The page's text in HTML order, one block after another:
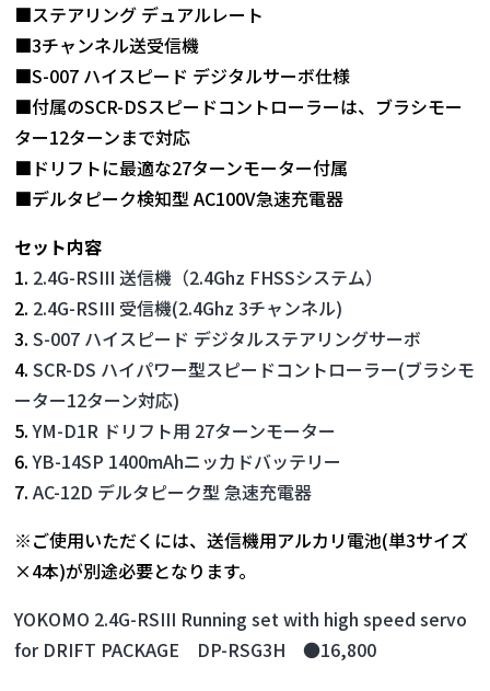
■ステアリング デュアルレート
■3チャンネル送受信機
■S-007 ハイスピード デジタルサーボ仕様
■付属のSCR-DSスピードコントローラーは、ブラシモー
ター12ターンまで対応
■ドリフトに最適な27ターンモーター付属
■デルタピーク検知型 AC100V急速充電器
セット内容
1. 2.4G-RSIII 送信機（2.4Ghz FHSSシステム）
2. 2.4G-RSIII 受信機(2.4Ghz 3チャンネル)
3.S-007 ハイスピード デジタルステアリングサーボ
4.SCR-DS ハイパワー型スピードコントローラー(ブラシモ
ーター12ターン対応)
5.YM-D1R ドリフト用 27ターンモーター
6.YB-14SP 1400mAhニッカドバッテリー
7.AC-12D デルタピーク型 急速充電器
※ご使用いただくには、送信機用アルカリ電池(単3サイズ
×4本)が別途必要となります。
YOKOMO 2.4G-RSIII Running set with high speed servo
for DRIFT PACKAGE DP-RSG3H ●16,800